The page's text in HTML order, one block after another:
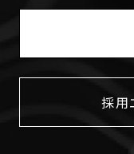
採用